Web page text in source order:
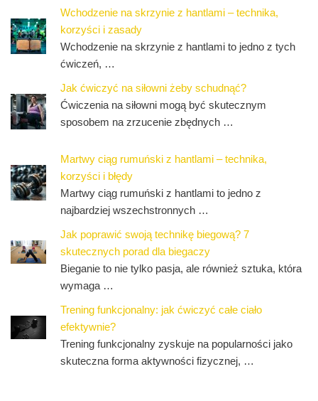
Wchodzenie na skrzynie z hantlami – technika,
korzyści i zasady
Wchodzenie na skrzynie z hantlami to jedno z tych
ćwiczeń, …
Jak ćwiczyć na siłowni żeby schudnąć?
Ćwiczenia na siłowni mogą być skutecznym
sposobem na zrzucenie zbędnych …
Martwy ciąg rumuński z hantlami – technika,
korzyści i błędy
Martwy ciąg rumuński z hantlami to jedno z
najbardziej wszechstronnych …
Jak poprawić swoją technikę biegową? 7
skutecznych porad dla biegaczy
Bieganie to nie tylko pasja, ale również sztuka, która
wymaga …
Trening funkcjonalny: jak ćwiczyć całe ciało
efektywnie?
Trening funkcjonalny zyskuje na popularności jako
skuteczna forma aktywności fizycznej, …